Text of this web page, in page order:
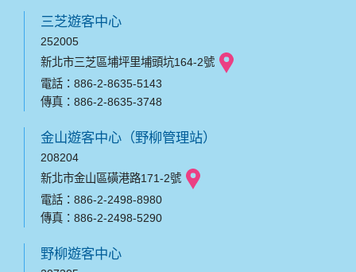
三芝遊客中心
252005
新北市三芝區埔坪里埔頭坑164-2號
電話：886-2-8635-5143
傳真：886-2-8635-3748
金山遊客中心（野柳管理站）
208204
新北市金山區磺港路171-2號
電話：886-2-2498-8980
傳真：886-2-2498-5290
野柳遊客中心